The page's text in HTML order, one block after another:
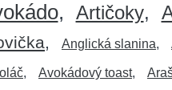
Artičoky
Anglická slanina
Avokádový toast